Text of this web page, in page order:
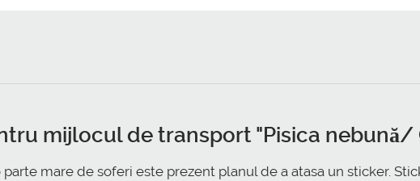
mijlocul de transport "Pisica
mare de soferi este prezent planul de a atasa un sticker.